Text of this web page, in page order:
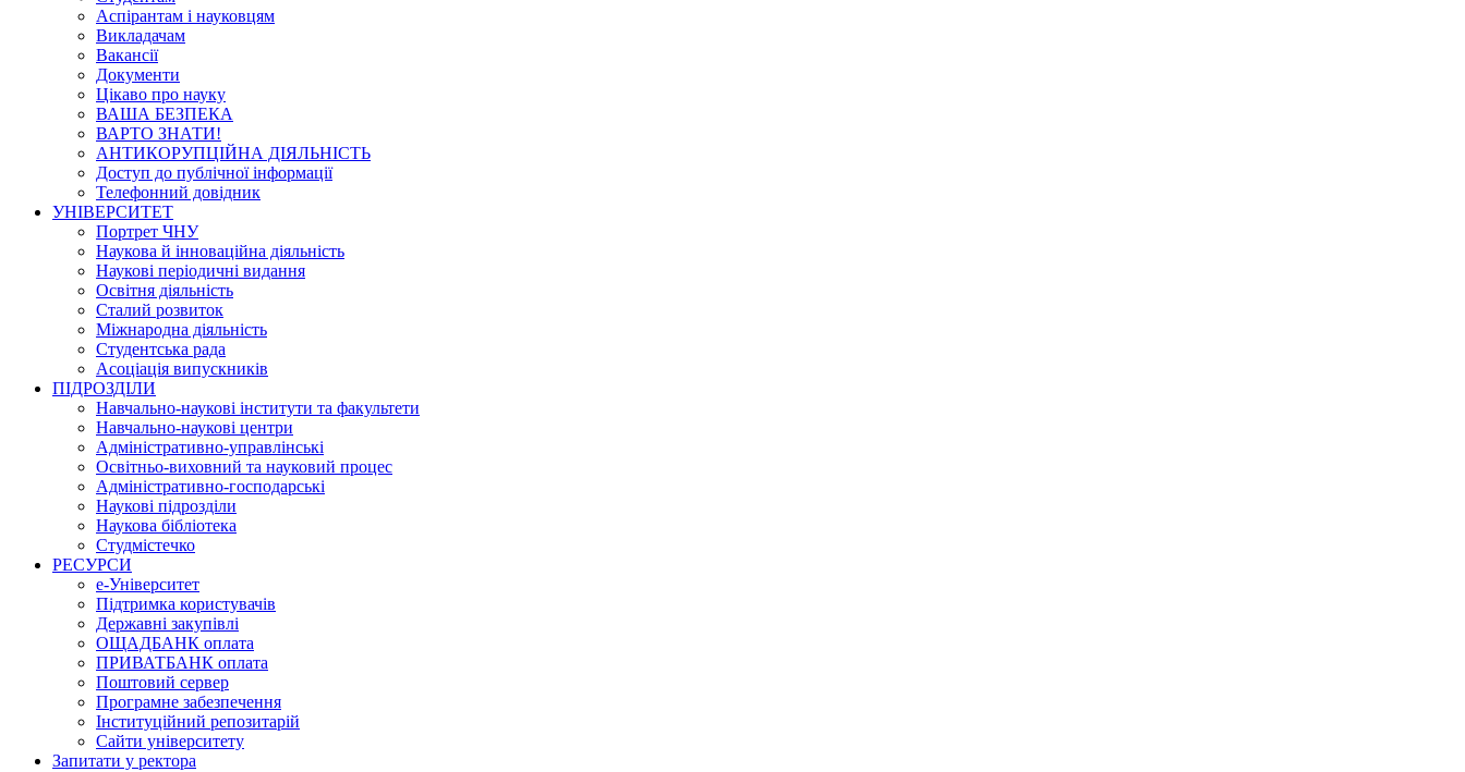
Аспірантам і науковцям
Викладачам
Вакансії
Документи
Цікаво про науку
ВАША БЕЗПЕКА
ВАРТО ЗНАТИ!
АНТИКОРУПЦІЙНА ДІЯЛЬНІСТЬ
Доступ до публічної інформації
Телефонний довідник
УНІВЕРСИТЕТ
Портрет ЧНУ
Наукова й інноваційна діяльність
Наукові періодичні видання
Освітня діяльність
Сталий розвиток
Міжнародна діяльність
Студентська рада
Асоціація випускників
ПІДРОЗДІЛИ
Навчально-наукові інститути та факультети
Навчально-наукові центри
Адміністративно-управлінські
Освітньо-виховний та науковий процес
Адміністративно-господарські
Наукові підрозділи
Наукова бібліотека
Студмістечко
РЕСУРСИ
е-Університет
Підтримка користувачів
Державні закупівлі
ОЩАДБАНК оплата
ПРИВАТБАНК оплата
Поштовий сервер
Програмне забезпечення
Інституційний репозитарій
Сайти університету
Запитати у ректора